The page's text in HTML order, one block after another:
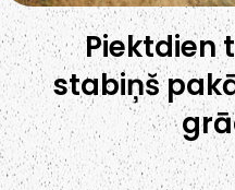
Piektdien
stabiņš